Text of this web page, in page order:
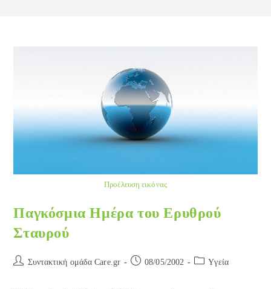
Προέλευση εικόνας
Παγκόσμια Ημέρα του Ερυθρού
Σταυρού
Post Συντακτική ομάδα Care.gr
Post08/05/2002
PostYγεία